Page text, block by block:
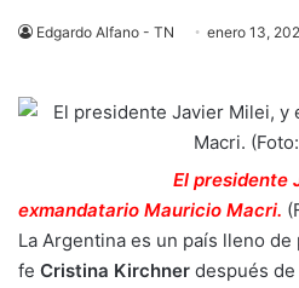
Edgardo Alfano - TN enero 13,
El presidente
exmandatario Mauricio Macri.
La Argentina es un país lleno
fe Cristina Kirchner después